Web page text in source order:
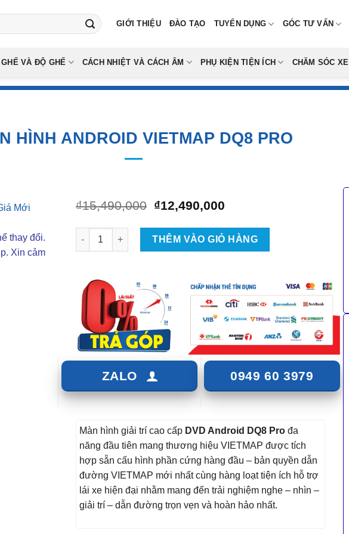
GIỚI THIỆU ĐÀO TẠO TUYỂN DỤNG GÓC TƯ VẤN
VÀ ĐỘ GHẾ CÁCH NHIỆT VÀ CÁCH ÂM PHỤ KIỆN TIỆN ÍCH CHĂM SÓC XE
HÌNH ANDROID VIETMAP DQ8 PRO
thay đổi.
Xin cảm
₫15,490,000 Giá
là:
₫15,490,000.
₫12,490,000
tại
là:
₫12,490,000.
Màn Hình Android VietMap DQ8 Pro số lượng
THÊM VÀO GIỎ HÀNG
ZALO 0949 60 3979
Màn hình giải trí cao cấp DVD Android DQ8 Pro đa
năng đầu tiên mang thương hiệu VIETMAP được tích
hợp sẵn cấu hình phần cứng hàng đầu – bản quyền dẫn
đường VIETMAP mới nhất cùng hàng loạt tiện ích hỗ trợ
lái xe hiện đại nhằm mang đến trải nghiệm nghe – nhìn –
giải trí – dẫn đường trọn vẹn và hoàn hảo nhất.